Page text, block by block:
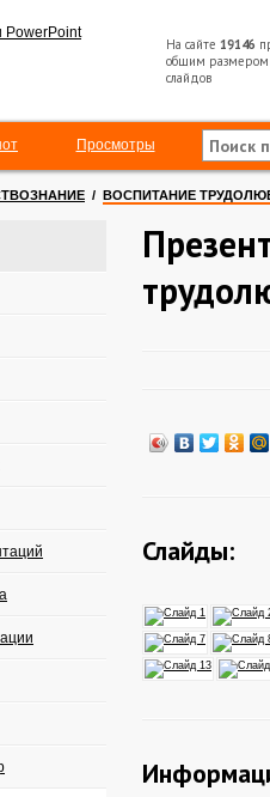
На сайте 19146
общим размером
слайдов
Просмотры
/ ВОСПИТАНИЕ
Слайды: